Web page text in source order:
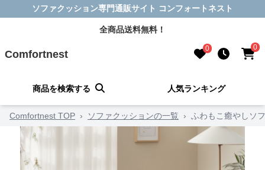
ソファクッション専門通販サイト コンフォートネスト
全商品送料無料！
Comfortnest 0 0
商品を検索する 人気ランキング
Comfortnest TOP › ソファクッションの一覧 › ふわもこ癒やしソ